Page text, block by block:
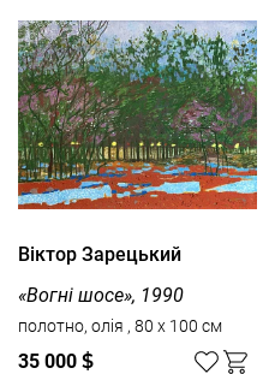
Вiктор Зарецький
«Вогні шосе», 1990
полотно, олія , 80 x 100 см
35 000 $